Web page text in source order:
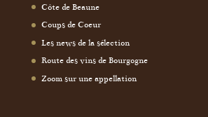
Côte de Beaune
Coups de Coeur
Les news de la sélection
Route des vins de Bourgogne
Zoom sur une appellation